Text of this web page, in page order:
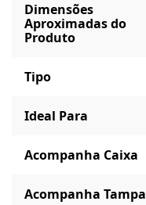
Dimensões
Aproximadas do
Produto
Tipo
Ideal Para
Acompanha Caixa
Acompanha Tampa